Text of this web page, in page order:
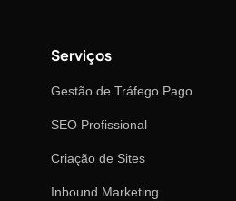
Serviços
Gestão de Tráfego Pago
SEO Profissional
Criação de Sites
Inbound Marketing